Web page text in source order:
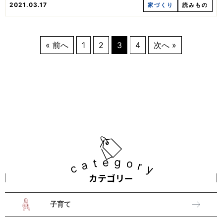
2021.03.17 家づくり 読みもの
« 前へ 1 2 3 4 次へ »
category
カテゴリー
子育て